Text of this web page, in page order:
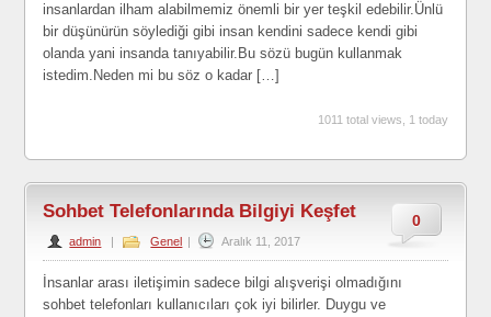
insanlardan ilham alabilmemiz önemli bir yer teşkil edebilir.Ünlü
bir düşünürün söylediği gibi insan kendini sadece kendi gibi
olanda yani insanda tanıyabilir.Bu sözü bugün kullanmak
istedim.Neden mi bu söz o kadar […]
1011 total views, 1 today
0
Sohbet Telefonlarında Bilgiyi Keşfet
admin | Genel | Aralık 11, 2017
İnsanlar arası iletişimin sadece bilgi alışverişi olmadığını
sohbet telefonları kullanıcıları çok iyi bilirler. Duygu ve